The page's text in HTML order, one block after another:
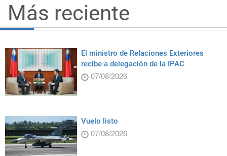
Más reciente
El ministro de Relaciones Exteriores
recibe a delegación de la IPAC
07/08/2026
Vuelo listo
07/08/2026